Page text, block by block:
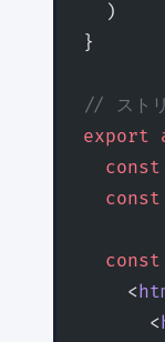
  )
}
// ストリ
export
  const
  const
  const
    <
      <